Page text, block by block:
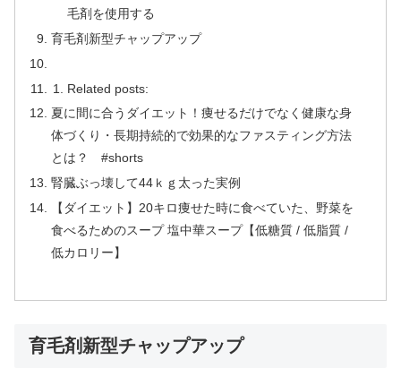
毛剤を使用する
育毛剤新型チャップアップ
Related posts:
夏に間に合うダイエット！痩せるだけでなく健康な身
体づくり・長期持続的で効果的なファスティング方法
とは？ #shorts
腎臓ぶっ壊して44ｋｇ太った実例
【ダイエット】20キロ痩せた時に食べていた、野菜を
食べるためのスープ 塩中華スープ【低糖質 / 低脂質 /
低カロリー】
育毛剤新型チャップアップ